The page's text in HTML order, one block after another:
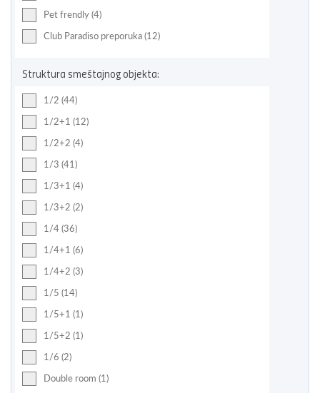
Pet frendly (4)
Club Paradiso preporuka (12)
Struktura smeštajnog objekta:
1/2 (44)
1/2+1 (12)
1/2+2 (4)
1/3 (41)
1/3+1 (4)
1/3+2 (2)
1/4 (36)
1/4+1 (6)
1/4+2 (3)
1/5 (14)
1/5+1 (1)
1/5+2 (1)
1/6 (2)
Double room (1)